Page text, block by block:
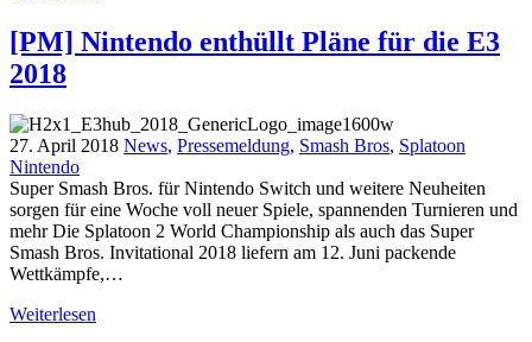
[PM] Nintendo enthüllt Pläne für die E3
2018
27. April 2018 News, Pressemeldung, Smash Bros, Splatoon
Nintendo
Super Smash Bros. für Nintendo Switch und weitere Neuheiten
sorgen für eine Woche voll neuer Spiele, spannenden Turnieren und
mehr Die Splatoon 2 World Championship als auch das Super
Smash Bros. Invitational 2018 liefern am 12. Juni packende
Wettkämpfe,…
Weiterlesen